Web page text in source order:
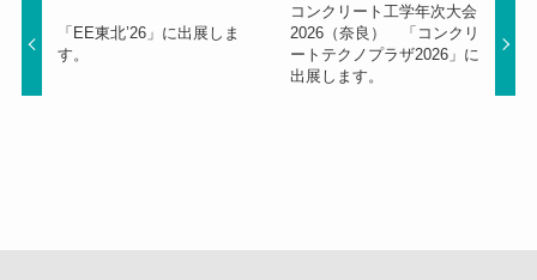
「EE東北’26」に出展しま
す。
コンクリート工学年次大会
2026（奈良） 「コンクリ
ートテクノプラザ2026」に
出展します。